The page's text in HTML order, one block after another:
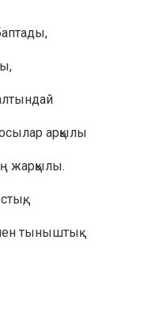
арқылы
жарқылы.
тыныштық .